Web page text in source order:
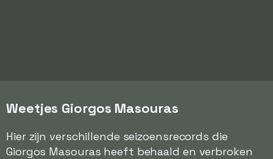
Weetjes Giorgos Masouras
Hier zijn verschillende seizoensrecords die
Giorgos Masouras heeft behaald en verbroken